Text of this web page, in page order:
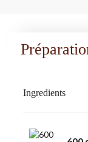
Ingredients